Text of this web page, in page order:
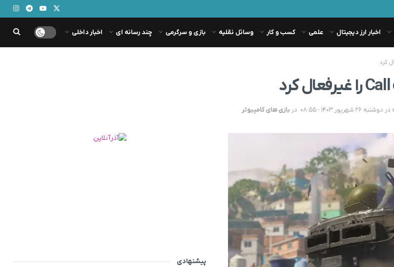
اخبار ارز دیجیتال علمی کسب و کار وسائل نقلیه بازی و سرگرمی چند رسانه ای اخبار داخلی
در بازی های کامپیوتر
پیشنهادی